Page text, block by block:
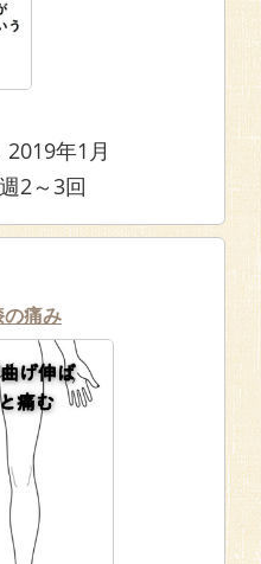
年1月
週2～3回
痛み